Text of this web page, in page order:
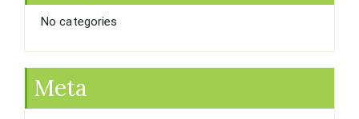
No categories
Meta